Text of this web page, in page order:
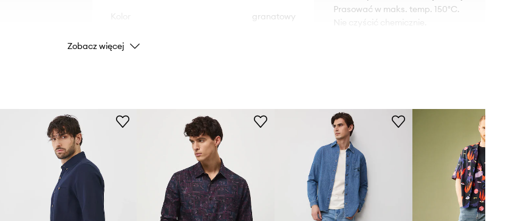
granatowy
Marka
ID Produktu
Prasować w maks. temp. 150°C.
Nie czyścić chemicznie.
Rękaw: krótki
WYMIARY
Model ze zdjęcia ma 188 cm
wzrostu i ma na sobie rozmiar L.
Rozmiarówka standardowa
Zobacz więcej